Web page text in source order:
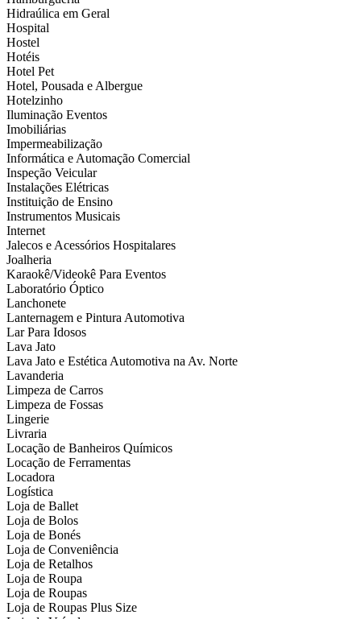
Hidraúlica em Geral
Hospital
Hostel
Hotéis
Hotel Pet
Hotel, Pousada e Albergue
Hotelzinho
Iluminação Eventos
Imobiliárias
Impermeabilização
Informática e Automação Comercial
Inspeção Veicular
Instalações Elétricas
Instituição de Ensino
Instrumentos Musicais
Internet
Jalecos e Acessórios Hospitalares
Joalheria
Karaokê/Videokê Para Eventos
Laboratório Óptico
Lanchonete
Lanternagem e Pintura Automotiva
Lar Para Idosos
Lava Jato
Lava Jato e Estética Automotiva na Av. Norte
Lavanderia
Limpeza de Carros
Limpeza de Fossas
Lingerie
Livraria
Locação de Banheiros Químicos
Locação de Ferramentas
Locadora
Logística
Loja de Ballet
Loja de Bolos
Loja de Bonés
Loja de Conveniência
Loja de Retalhos
Loja de Roupa
Loja de Roupas
Loja de Roupas Plus Size